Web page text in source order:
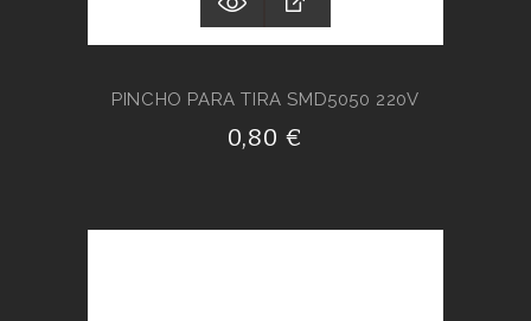
PINCHO PARA TIRA SMD5050 220V
0,80 €